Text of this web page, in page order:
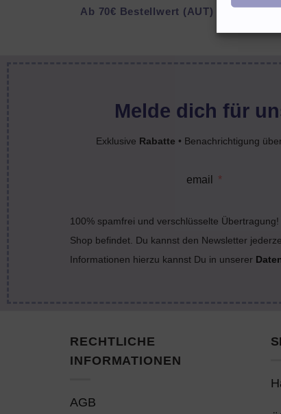
Ab 70€ Bestellwert (AUT) bzw. 150 €
Melde dich für
Exklusive Rabatte • Benachrichtigung
email
100% spamfrei und verschlüsselte
Shop befindet. Du kannst den Newsletter
Informationen hierzu kannst Du in unserer
RECHTLICHE
INFORMATIONEN
AGB